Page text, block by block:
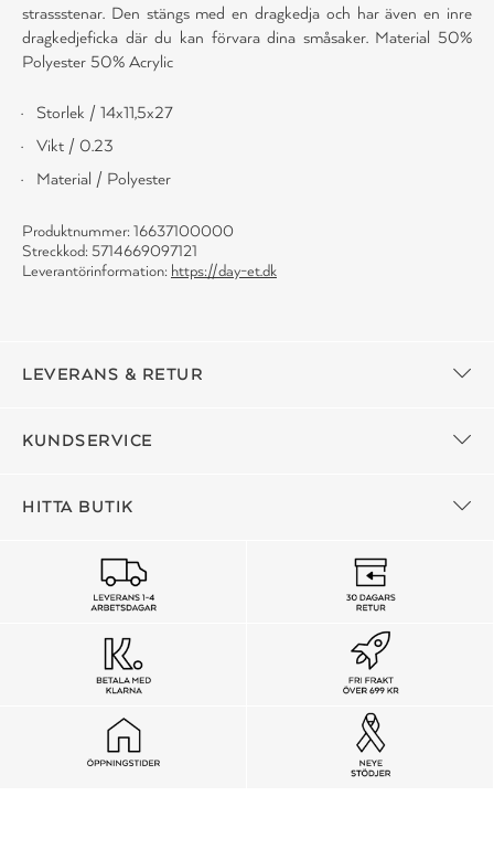
strassstenar. Den stängs med en dragkedja och har även en inre
dragkedjeficka där du kan förvara dina småsaker. Material 50%
Polyester 50% Acrylic
Storlek / 14x11,5x27
Vikt / 0.23
Material / Polyester
Produktnummer: 16637100000
Streckkod: 5714669097121
Leverantörinformation: https://day-et.dk
LEVERANS & RETUR
KUNDSERVICE
HITTA BUTIK